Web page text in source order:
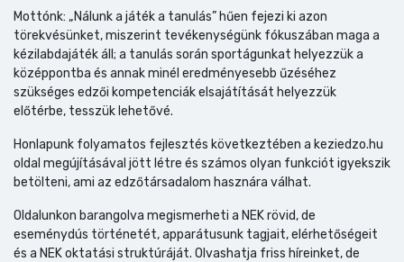
Mottónk: „Nálunk a játék a tanulás” hűen fejezi ki azon
törekvésünket, miszerint tevékenységünk fókuszában maga a
kézilabdajáték áll; a tanulás során sportágunkat helyezzük a
középpontba és annak minél eredményesebb űzéséhez
szükséges edzői kompetenciák elsajátítását helyezzük
előtérbe, tesszük lehetővé.
Honlapunk folyamatos fejlesztés következtében a keziedzo.hu
oldal megújításával jött létre és számos olyan funkciót igyekszik
betölteni, ami az edzőtársadalom hasznára válhat.
Oldalunkon barangolva megismerheti a NEK rövid, de
eseménydús történetét, apparátusunk tagjait, elérhetőségeit
és a NEK oktatási struktúráját. Olvashatja friss híreinket, de